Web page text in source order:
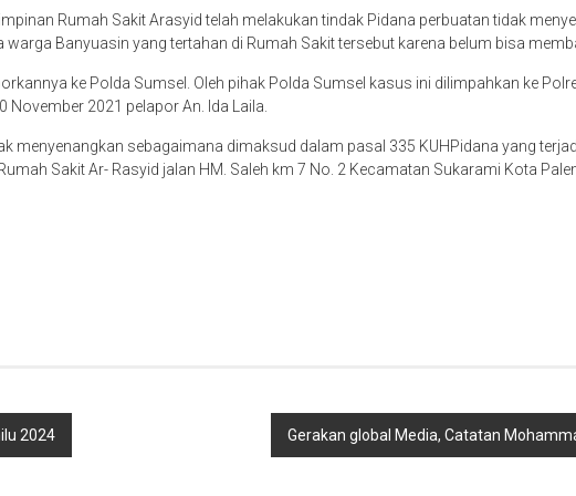
Rumah Sakit Arasyid telah melakukan tindak Pidana perbuatan tidak
Banyuasin yang tertahan di Rumah Sakit tersebut karena belum bisa
ke Polda Sumsel. Oleh pihak Polda Sumsel kasus ini dilimpahkan ke
2021 pelapor An. Ida Laila.
menyenangkan sebagaimana dimaksud dalam pasal 335 KUHPidana yang
Sakit Ar- Rasyid jalan HM. Saleh km 7 No. 2 Kecamatan Sukarami Kota
2024 Gerakan global Media, Catatan